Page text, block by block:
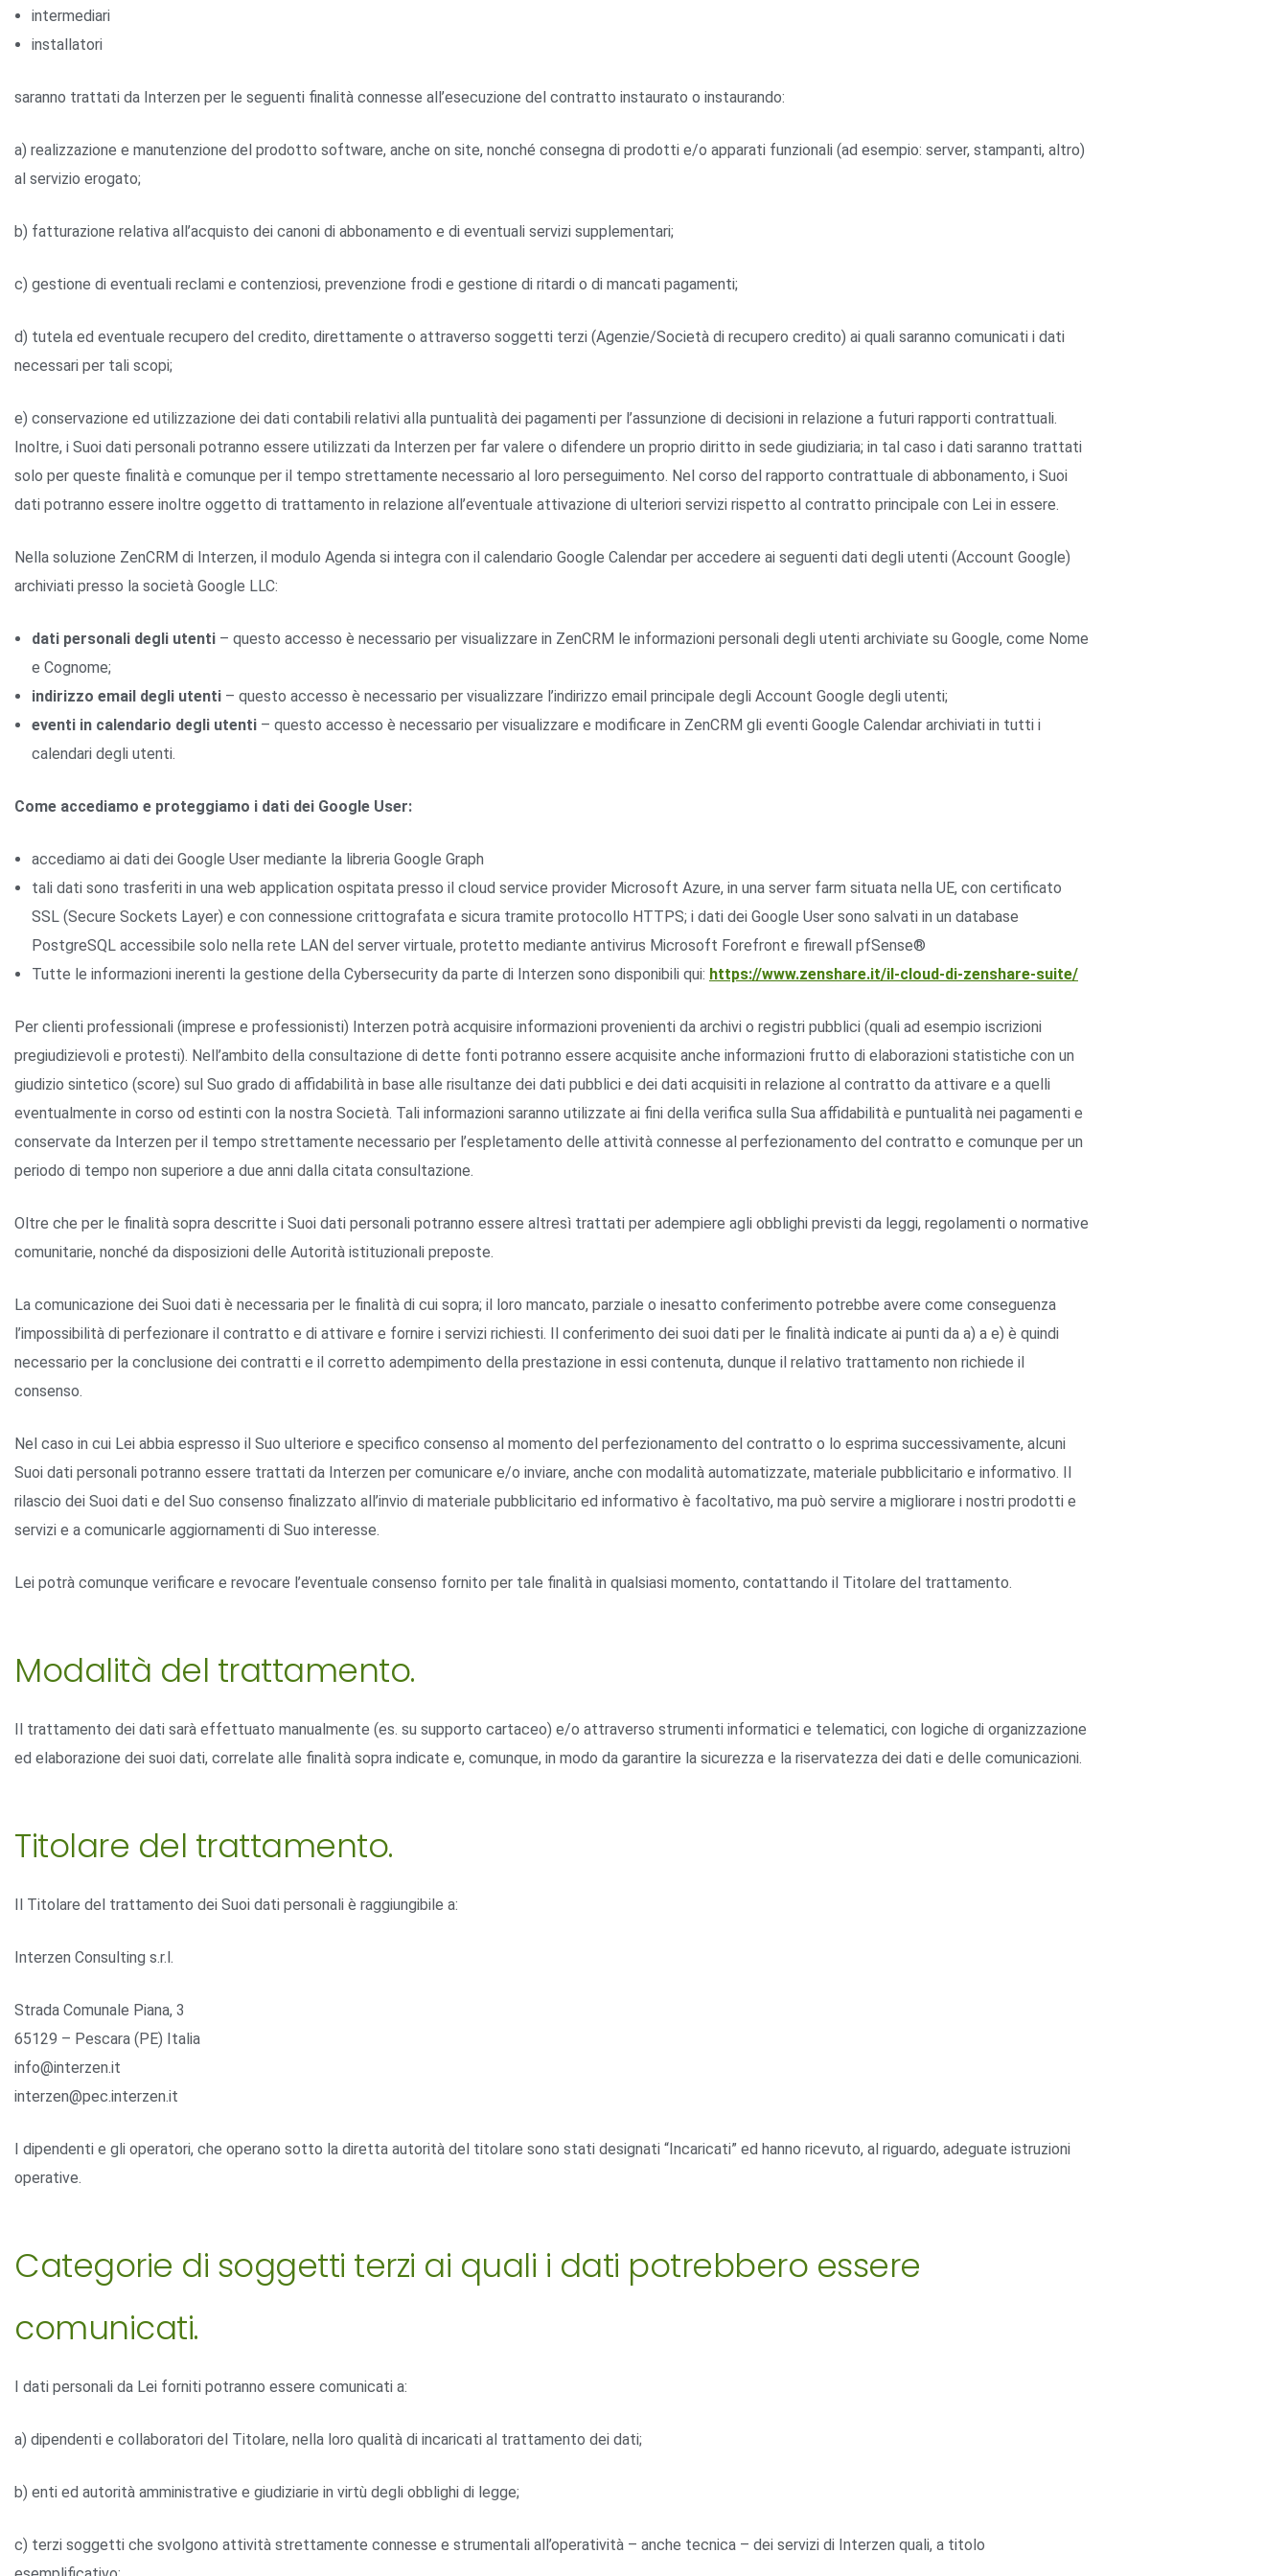
intermediari
installatori
saranno trattati da Interzen per le seguenti finalità connesse all’esecuzione del contratto instaurato o instaurando:
a) realizzazione e manutenzione del prodotto software, anche on site, nonché consegna di prodotti e/o apparati funzionali (ad esempio: server, stampanti, altro)
al servizio erogato;
b) fatturazione relativa all’acquisto dei canoni di abbonamento e di eventuali servizi supplementari;
c) gestione di eventuali reclami e contenziosi, prevenzione frodi e gestione di ritardi o di mancati pagamenti;
d) tutela ed eventuale recupero del credito, direttamente o attraverso soggetti terzi (Agenzie/Società di recupero credito) ai quali saranno comunicati i dati
necessari per tali scopi;
e) conservazione ed utilizzazione dei dati contabili relativi alla puntualità dei pagamenti per l’assunzione di decisioni in relazione a futuri rapporti contrattuali.
Inoltre, i Suoi dati personali potranno essere utilizzati da Interzen per far valere o difendere un proprio diritto in sede giudiziaria; in tal caso i dati saranno trattati
solo per queste finalità e comunque per il tempo strettamente necessario al loro perseguimento. Nel corso del rapporto contrattuale di abbonamento, i Suoi
dati potranno essere inoltre oggetto di trattamento in relazione all’eventuale attivazione di ulteriori servizi rispetto al contratto principale con Lei in essere.
Nella soluzione ZenCRM di Interzen, il modulo Agenda si integra con il calendario Google Calendar per accedere ai seguenti dati degli utenti (Account Google)
archiviati presso la società Google LLC:
dati personali degli utenti – questo accesso è necessario per visualizzare in ZenCRM le informazioni personali degli utenti archiviate su Google, come Nome
e Cognome;
indirizzo email degli utenti – questo accesso è necessario per visualizzare l’indirizzo email principale degli Account Google degli utenti;
eventi in calendario degli utenti – questo accesso è necessario per visualizzare e modificare in ZenCRM gli eventi Google Calendar archiviati in tutti i
calendari degli utenti.
Come accediamo e proteggiamo i dati dei Google User:
accediamo ai dati dei Google User mediante la libreria Google Graph
tali dati sono trasferiti in una web application ospitata presso il cloud service provider Microsoft Azure, in una server farm situata nella UE, con certificato
SSL (Secure Sockets Layer) e con connessione crittografata e sicura tramite protocollo HTTPS; i dati dei Google User sono salvati in un database
PostgreSQL accessibile solo nella rete LAN del server virtuale, protetto mediante antivirus Microsoft Forefront e firewall pfSense®
Tutte le informazioni inerenti la gestione della Cybersecurity da parte di Interzen sono disponibili qui: https://www.zenshare.it/il-cloud-di-zenshare-suite/
Per clienti professionali (imprese e professionisti) Interzen potrà acquisire informazioni provenienti da archivi o registri pubblici (quali ad esempio iscrizioni
pregiudizievoli e protesti). Nell’ambito della consultazione di dette fonti potranno essere acquisite anche informazioni frutto di elaborazioni statistiche con un
giudizio sintetico (score) sul Suo grado di affidabilità in base alle risultanze dei dati pubblici e dei dati acquisiti in relazione al contratto da attivare e a quelli
eventualmente in corso od estinti con la nostra Società. Tali informazioni saranno utilizzate ai fini della verifica sulla Sua affidabilità e puntualità nei pagamenti e
conservate da Interzen per il tempo strettamente necessario per l’espletamento delle attività connesse al perfezionamento del contratto e comunque per un
periodo di tempo non superiore a due anni dalla citata consultazione.
Oltre che per le finalità sopra descritte i Suoi dati personali potranno essere altresì trattati per adempiere agli obblighi previsti da leggi, regolamenti o normative
comunitarie, nonché da disposizioni delle Autorità istituzionali preposte.
La comunicazione dei Suoi dati è necessaria per le finalità di cui sopra; il loro mancato, parziale o inesatto conferimento potrebbe avere come conseguenza
l’impossibilità di perfezionare il contratto e di attivare e fornire i servizi richiesti. Il conferimento dei suoi dati per le finalità indicate ai punti da a) a e) è quindi
necessario per la conclusione dei contratti e il corretto adempimento della prestazione in essi contenuta, dunque il relativo trattamento non richiede il
consenso.
Nel caso in cui Lei abbia espresso il Suo ulteriore e specifico consenso al momento del perfezionamento del contratto o lo esprima successivamente, alcuni
Suoi dati personali potranno essere trattati da Interzen per comunicare e/o inviare, anche con modalità automatizzate, materiale pubblicitario e informativo. Il
rilascio dei Suoi dati e del Suo consenso finalizzato all’invio di materiale pubblicitario ed informativo è facoltativo, ma può servire a migliorare i nostri prodotti e
servizi e a comunicarle aggiornamenti di Suo interesse.
Lei potrà comunque verificare e revocare l’eventuale consenso fornito per tale finalità in qualsiasi momento, contattando il Titolare del trattamento.
Modalità del trattamento.
Il trattamento dei dati sarà effettuato manualmente (es. su supporto cartaceo) e/o attraverso strumenti informatici e telematici, con logiche di organizzazione
ed elaborazione dei suoi dati, correlate alle finalità sopra indicate e, comunque, in modo da garantire la sicurezza e la riservatezza dei dati e delle comunicazioni.
Titolare del trattamento.
Il Titolare del trattamento dei Suoi dati personali è raggiungibile a:
Interzen Consulting s.r.l.
Strada Comunale Piana, 3
65129 – Pescara (PE) Italia
info@interzen.it
interzen@pec.interzen.it
I dipendenti e gli operatori, che operano sotto la diretta autorità del titolare sono stati designati “Incaricati” ed hanno ricevuto, al riguardo, adeguate istruzioni
operative.
Categorie di soggetti terzi ai quali i dati potrebbero essere
comunicati.
I dati personali da Lei forniti potranno essere comunicati a:
a) dipendenti e collaboratori del Titolare, nella loro qualità di incaricati al trattamento dei dati;
b) enti ed autorità amministrative e giudiziarie in virtù degli obblighi di legge;
c) terzi soggetti che svolgono attività strettamente connesse e strumentali all’operatività – anche tecnica – dei servizi di Interzen quali, a titolo